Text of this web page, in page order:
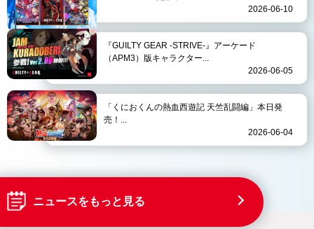
2026-06-10
『GUILTY GEAR -STRIVE-』アーケード
（APM3）版キャラクター...
2026-06-05
「くにおくんの熱血西遊記 天竺乱闘編」本日発
売！...
2026-06-04
ニュースをもっと見る